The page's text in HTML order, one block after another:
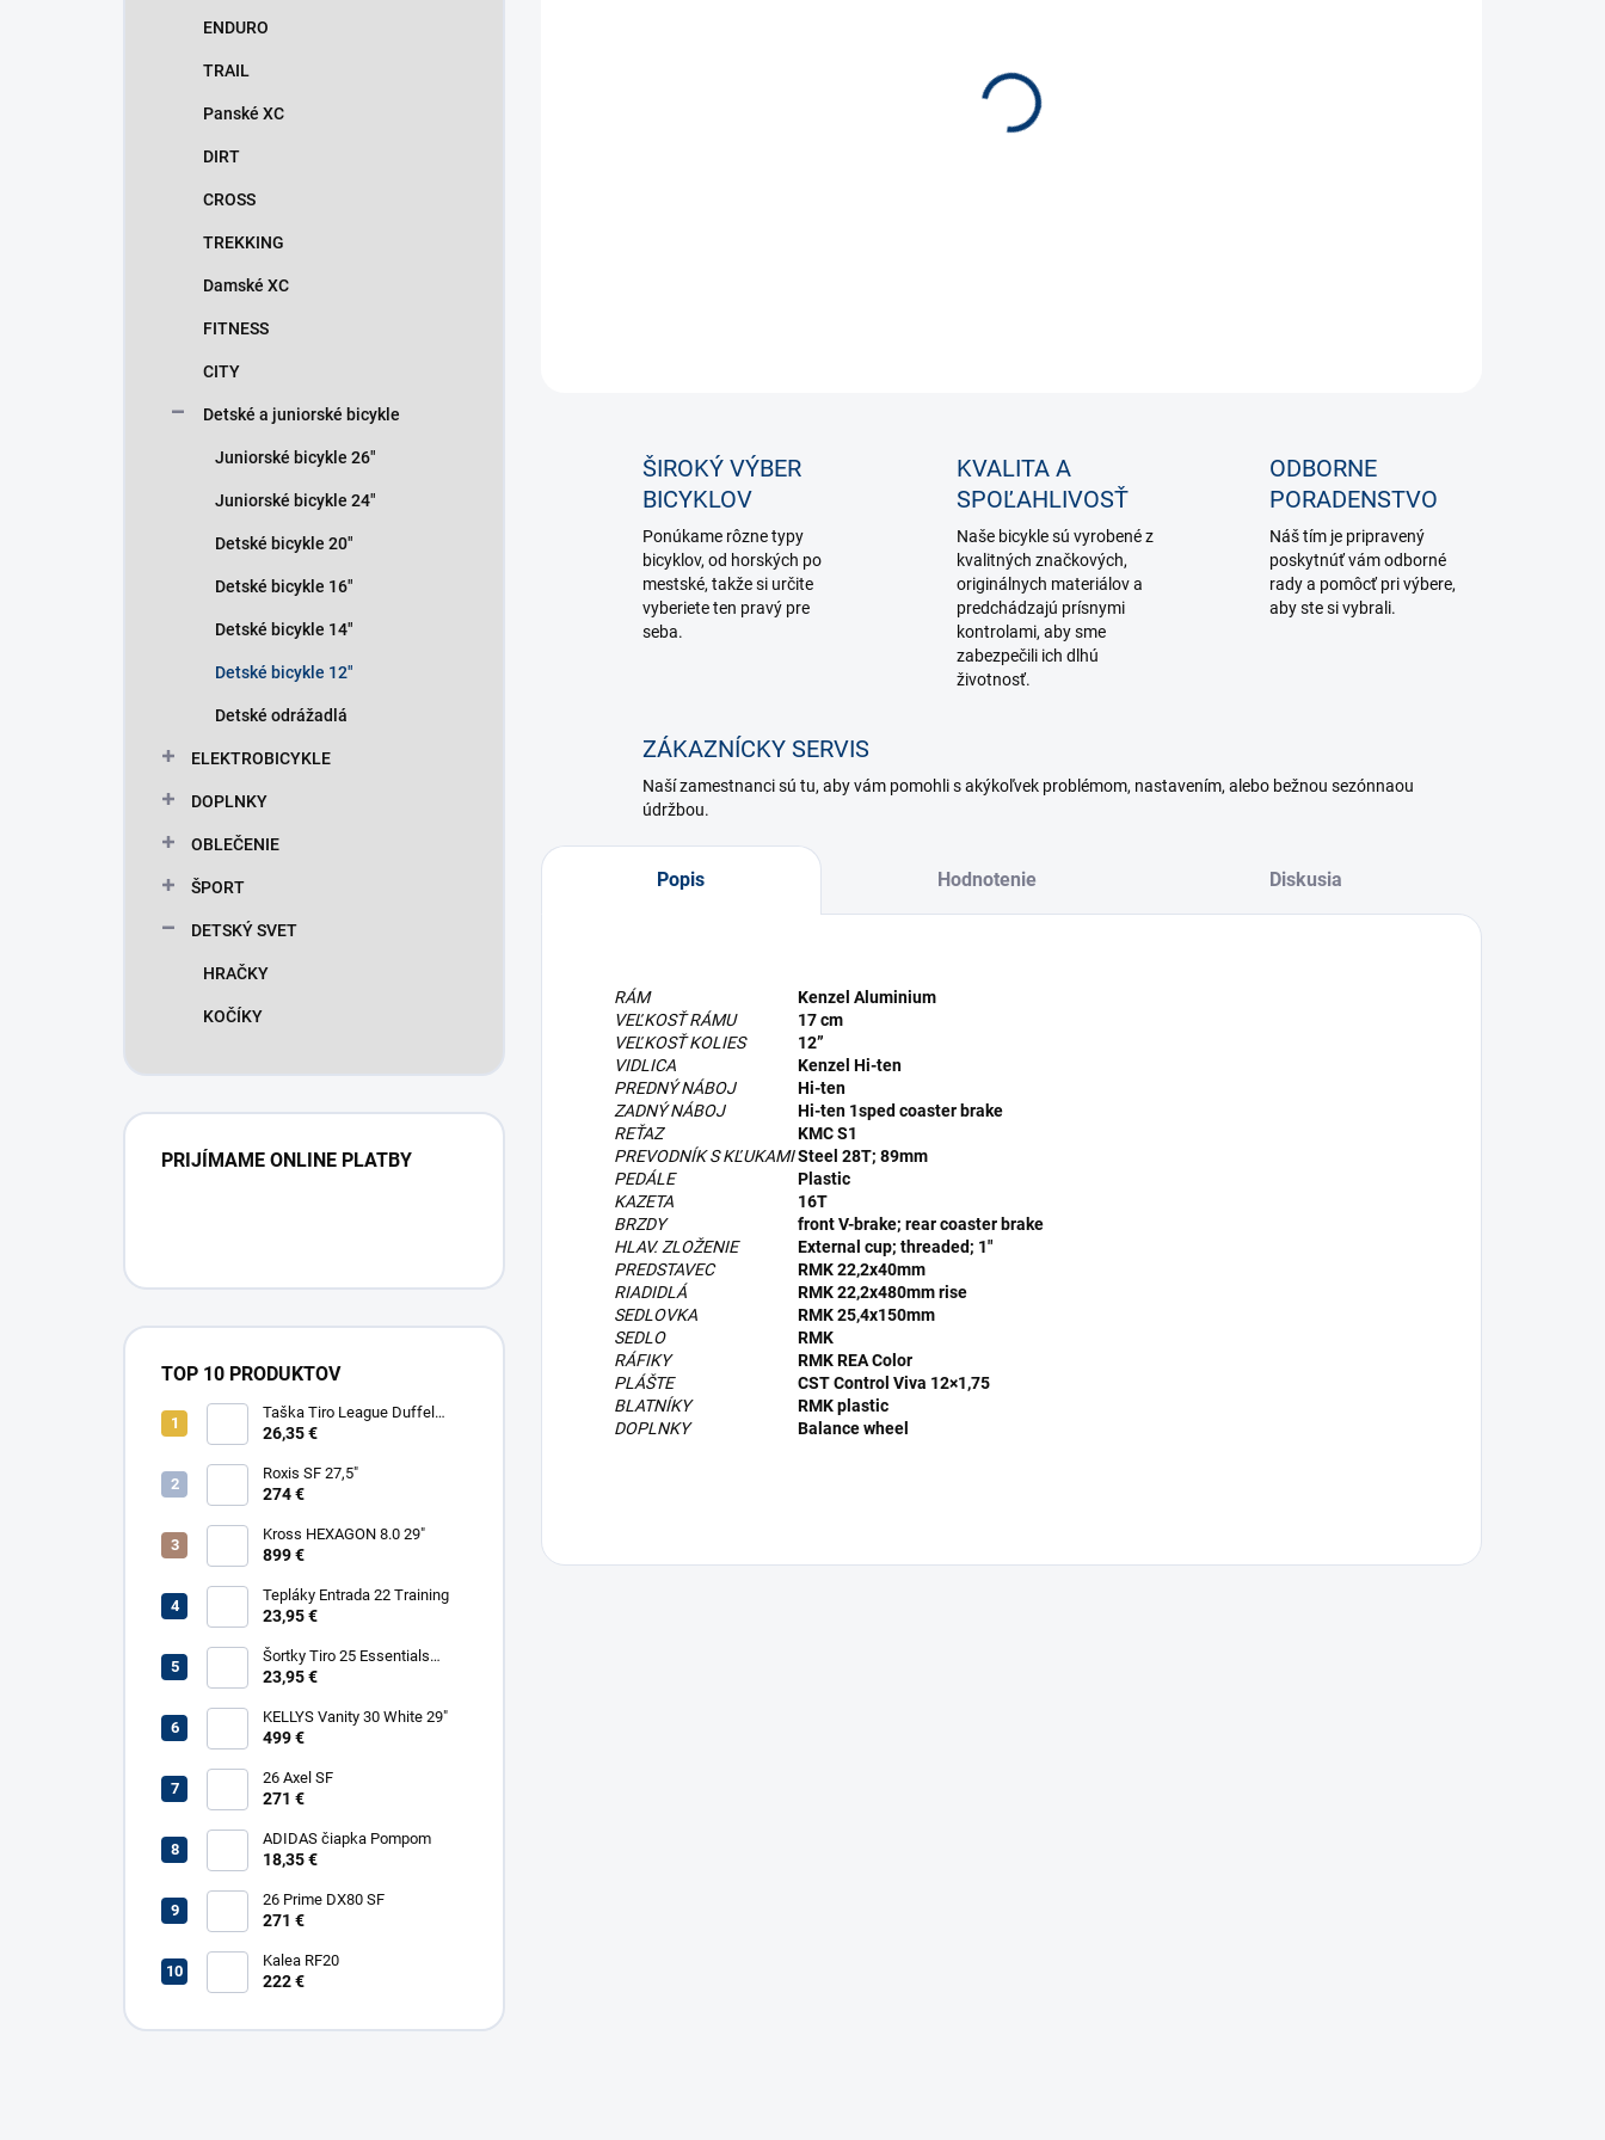
ENDURO
TRAIL
Panské XC
DIRT
CROSS
TREKKING
Damské XC
FITNESS
CITY
Detské a juniorské bicykle
Juniorské bicykle 26"
Juniorské bicykle 24"
Detské bicykle 20"
Detské bicykle 16"
Detské bicykle 14"
Detské bicykle 12"
Detské odrážadlá
ELEKTROBICYKLE
DOPLNKY
OBLEČENIE
ŠPORT
DETSKÝ SVET
HRAČKY
KOČÍKY
PRIJÍMAME ONLINE PLATBY
TOP 10 PRODUKTOV
Taška Tiro League Duffel
Small
26,35 €
Roxis SF 27,5"
274 €
Kross HEXAGON 8.0 29"
899 €
Tepláky Entrada 22 Training
23,95 €
Šortky Tiro 25 Essentials
Woven
23,95 €
KELLYS Vanity 30 White 29"
499 €
26 Axel SF
271 €
ADIDAS čiapka Pompom
18,35 €
26 Prime DX80 SF
271 €
Kalea RF20
222 €
Vytvorili sme Ziggy 12 pre aktívne deti, ktoré sa nevedia dočkať,
ŠIROKÝ VÝBER
BICYKLOV
Ponúkame rôzne typy
bicyklov, od horských po
mestské, takže si určite
vyberiete ten pravý pre
seba.
KVALITA A
SPOĽAHLIVOSŤ
Naše bicykle sú vyrobené z
kvalitných značkových,
originálnych materiálov a
predchádzajú prísnymi
kontrolami, aby sme
zabezpečili ich dlhú
životnosť.
ODBORNE
PORADENSTVO
Náš tím je pripravený
poskytnúť vám odborné
rady a pomôcť pri výbere,
aby ste si vybrali.
ZÁKAZNÍCKY SERVIS
Naší zamestnanci sú tu, aby vám pomohli s akýkoľvek problémom, nastavením, alebo bežnou sezónnaou
údržbou.
Popis Hodnotenie Diskusia
RÁM
Kenzel Aluminium
VEĽKOSŤ RÁMU
17 cm
VEĽKOSŤ KOLIES
12”
VIDLICA
Kenzel Hi-ten
PREDNÝ NÁBOJ
Hi-ten
ZADNÝ NÁBOJ
Hi-ten 1sped coaster brake
REŤAZ
KMC S1
PREVODNÍK S KĽUKAMISteel 28T; 89mm
PEDÁLE
Plastic
KAZETA
16T
BRZDY
front V-brake; rear coaster brake
HLAV. ZLOŽENIE
External cup; threaded; 1″
PREDSTAVEC
RMK 22,2x40mm
RIADIDLÁ
RMK 22,2x480mm rise
SEDLOVKA
RMK 25,4x150mm
SEDLO
RMK
RÁFIKY
RMK REA Color
PLÁŠTE
CST Control Viva 12×1,75
BLATNÍKY
RMK plastic
DOPLNKY
Balance wheel